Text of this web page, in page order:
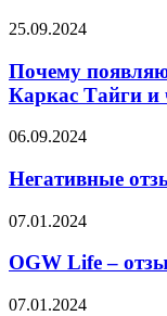
Почему
негативные
отзывы
о
Тайги
что
этом
партнёры
25.09.2024
Почему
Каркас Тайги и
Негативные
о
PMGO:
правда
или
миф?
06.09.2024
Негативные
OGW
–
о
07.01.2024
OGW Life –
Франшиза
07.01.2024